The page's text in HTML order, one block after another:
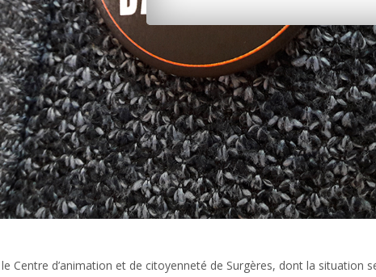
Centre d’animation et de citoyenneté de Surgères, dont la situation